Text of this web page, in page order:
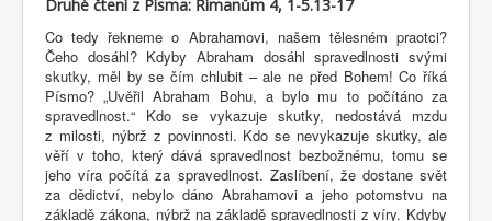
Druhé čtení z Písma: Římanům 4, 1-5.13-17
Co tedy řekneme o Abrahamovi, našem tělesném praotci?
Čeho dosáhl? Kdyby Abraham dosáhl spravedlnosti svými
skutky, měl by se čím chlubit – ale ne před Bohem! Co říká
Písmo? „Uvěřil Abraham Bohu, a bylo mu to počítáno za
spravedlnost.“ Kdo se vykazuje skutky, nedostává mzdu
z milosti, nýbrž z povinnosti. Kdo se nevykazuje skutky, ale
věří v toho, který dává spravedlnost bezbožnému, tomu se
jeho víra počítá za spravedlnost. Zaslíbení, že dostane svět
za dědictví, nebylo dáno Abrahamovi a jeho potomstvu na
základě zákona, nýbrž na základě spravedlnosti z víry. Kdyby